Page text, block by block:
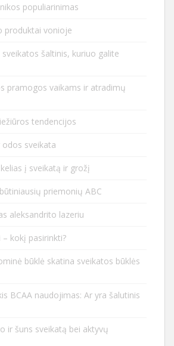
populiarinimas
produktai vonioje
sveikatos šaltinis, kuriuo galite
pramogos vaikams ir atradimų
tendencijos
odos sveikata
į sveikatą ir grožį
priemonių ABC
aleksandrito lazeriu
– kokį pasirinkti?
būklė skatina sveikatos būklės
BCAA naudojimas: Ar yra šalutinis
ir šuns sveikatą bei aktyvų